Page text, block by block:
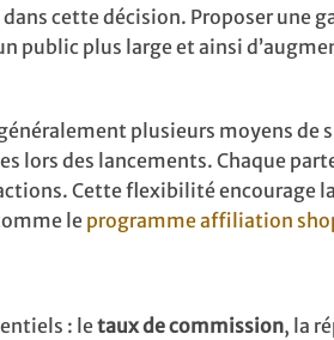
cette décision. Proposer une
public plus large et ainsi
plusieurs moyens de
lors des lancements. Chaque
Cette flexibilité encourage
le programme affiliation
: letaux de commission, la